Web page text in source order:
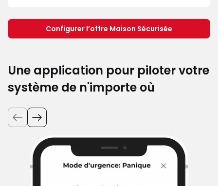
Configurer l’offre Maison Sécurisée
Une application pour piloter votre
système de n'importe où